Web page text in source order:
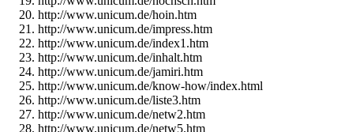
http://www.unicum.de/hoin.htm
http://www.unicum.de/impress.htm
http://www.unicum.de/index1.htm
http://www.unicum.de/inhalt.htm
http://www.unicum.de/jamiri.htm
http://www.unicum.de/know-how/index.html
http://www.unicum.de/liste3.htm
http://www.unicum.de/netw2.htm
http://www.unicum.de/netw5.htm